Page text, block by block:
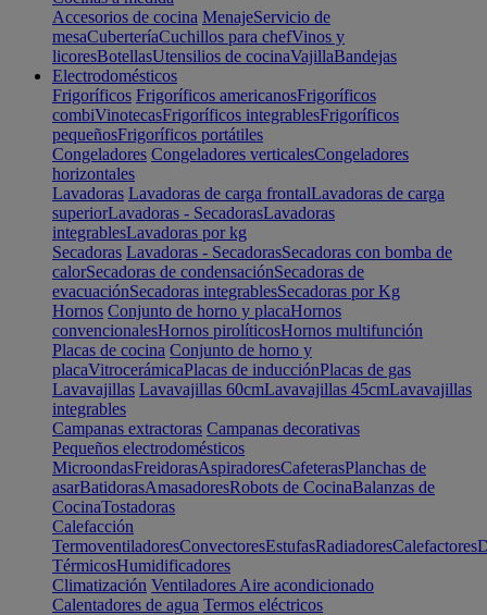
Accesorios de cocina MenajeServicio de
mesaCuberteríaCuchillos para chefVinos y
licoresBotellasUtensilios de cocinaVajillaBandejas
Electrodomésticos
Frigoríficos Frigoríficos americanosFrigoríficos
combiVinotecasFrigoríficos integrablesFrigoríficos
pequeñosFrigoríficos portátiles
Congeladores Congeladores verticalesCongeladores
horizontales
Lavadoras Lavadoras de carga frontalLavadoras de carga
superiorLavadoras - SecadorasLavadoras
integrablesLavadoras por kg
Secadoras Lavadoras - SecadorasSecadoras con bomba de
calorSecadoras de condensaciónSecadoras de
evacuaciónSecadoras integrablesSecadoras por Kg
Hornos Conjunto de horno y placaHornos
convencionalesHornos pirolíticosHornos multifunción
Placas de cocina Conjunto de horno y
placaVitrocerámicaPlacas de inducciónPlacas de gas
Lavavajillas Lavavajillas 60cmLavavajillas 45cmLavavajillas
integrables
Campanas extractoras Campanas decorativas
Pequeños electrodomésticos
MicroondasFreidorasAspiradoresCafeterasPlanchas de
asarBatidorasAmasadoresRobots de CocinaBalanzas de
CocinaTostadoras
Calefacción
TermoventiladoresConvectoresEstufasRadiadoresCalefactores
TérmicosHumidificadores
Climatización Ventiladores Aire acondicionado
Calentadores de agua Termos eléctricos